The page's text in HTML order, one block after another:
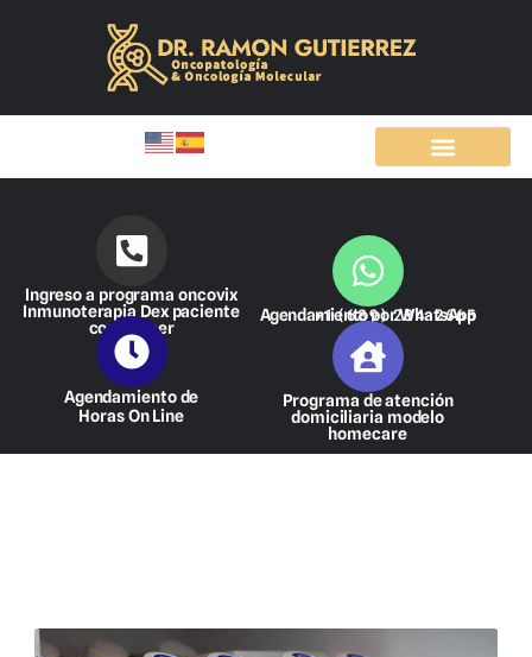
Ingreso a programa oncovix
Inmunoterapia Dex paciente
con cáncer
Agendamiento por WhatsApp
+1 (689) 284-2665
Agendamiento de
Horas On Line
Programa de atención
domiciliaria modelo
homecare